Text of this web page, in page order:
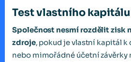
Test vlastního kapitálu
Společnost nesmí rozdělit zisk
zdroje, pokud je vlastní kapitál k
nebo mimořádné účetní závěrky